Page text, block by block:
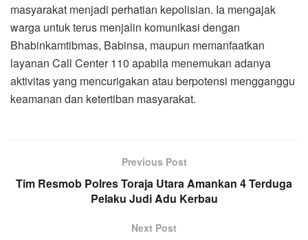
masyarakat menjadi perhatian kepolisian. Ia mengajak
warga untuk terus menjalin komunikasi dengan
Bhabinkamtibmas, Babinsa, maupun memanfaatkan
layanan Call Center 110 apabila menemukan adanya
aktivitas yang mencurigakan atau berpotensi mengganggu
keamanan dan ketertiban masyarakat.
Previous Post
Tim Resmob Polres Toraja Utara Amankan 4 Terduga
Pelaku Judi Adu Kerbau
Next Post